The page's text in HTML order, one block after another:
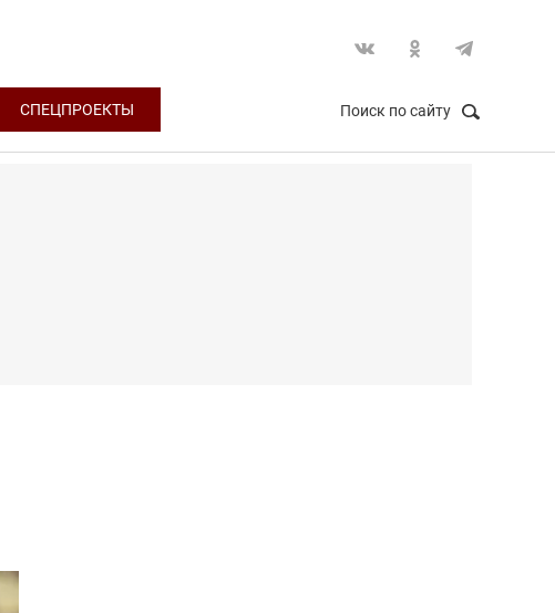
СПЕЦПРОЕКТЫ Поиск по сайту